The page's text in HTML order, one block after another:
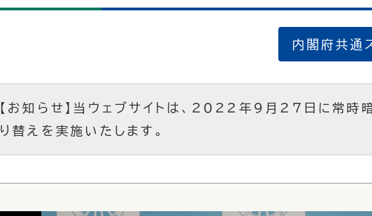
内閣府共通
【お知らせ】当ウェブサイトは、2022年9月27日に常時
り替えを実施いたします。